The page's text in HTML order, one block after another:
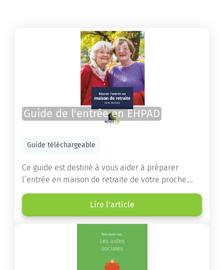
Guide de l'entrée en EHPAD
Guide téléchargeable
Ce guide est destiné à vous aider à préparer
l’entrée en maison de retraite de votre proche.
Vous y trouverez un panorama des différents types
d’établissements ainsi que des conseils pratiques
destinés à orienter les familles et à leur faciliter
Lire l'article